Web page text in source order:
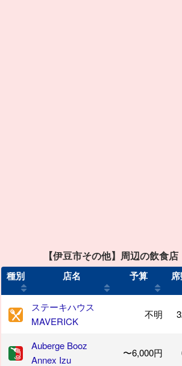
【伊豆市その他】周辺の飲食店
種別 店名 予算
ステーキハウス
MAVERICK
不明
Auberge Booz
Annex Izu
〜6,000円